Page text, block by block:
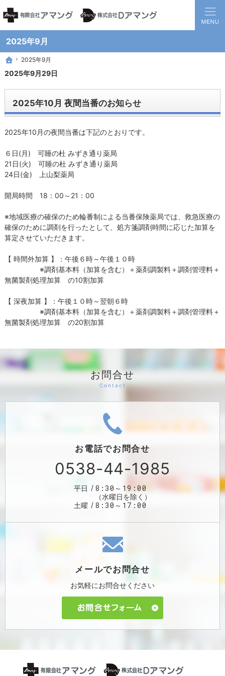
2025年9月
静岡県西部地方の地域医療を担う調剤保険薬局グループです。
患者様と医療機関の間に入り、地域全体の健康に貢献する薬局を目指して
ホーム
2025年9月
2025年9月29日
2025年10月 夜間当番のお知らせ
2025年10月の夜間当番は下記のとおりです。
６日(月) 可睡の杜 みずき通り薬局
21日(火) 可睡の杜 みずき通り薬局
24日(金) 上山梨薬局
開局時間 18：00～21：00
※地域医療の確保のため輪番制による当番保険薬局では、救急医療の
確保のために調剤を行ったとして、処方箋調剤時間に応じた加算を
算定させていただきます。
【 時間外加算 】：午後６時～午後１０時
※調剤基本料（加算を含む）＋薬剤調製料＋調剤管理料＋
無菌製剤処理加算 の10割加算
【 深夜加算 】：午後１０時～翌朝６時
※調剤基本料（加算を含む）＋薬剤調製料＋調剤管理料＋
無菌製剤処理加算 の20割加算
ホーム
2025年9月
お問合せ
お電話でお問合せ
0538-44-1985
平日 8:30～19:00
（水曜日を除く）
土曜
8:30～17:00
メールでお問合せ
お気軽にお問合せください